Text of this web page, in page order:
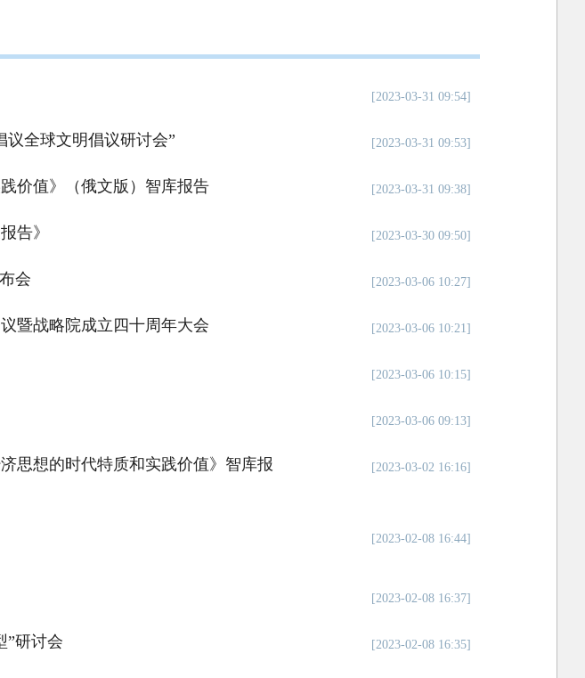
[2023-03-31 09:54]
全球文明倡议研讨会” [2023-03-31 09:53]
价值》（俄文版）智库报告 [2023-03-31 09:38]
告》 [2023-03-30 09:50]
会 [2023-03-06 10:27]
暨战略院成立四十周年大会 [2023-03-06 10:21]
[2023-03-06 10:15]
[2023-03-06 09:13]
思想的时代特质和实践价值》智库报
[2023-03-02 16:16]
[2023-02-08 16:44]
[2023-02-08 16:37]
”研讨会 [2023-02-08 16:35]